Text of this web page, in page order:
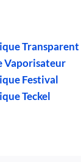
Transparent
Vaporisateur
Festival
Teckel